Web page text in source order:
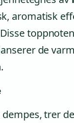
aromatisk
de
trer